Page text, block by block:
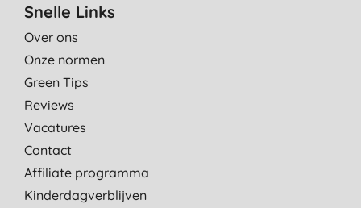
Snelle Links
Over ons
Onze normen
Green Tips
Reviews
Vacatures
Contact
Affiliate programma
Kinderdagverblijven